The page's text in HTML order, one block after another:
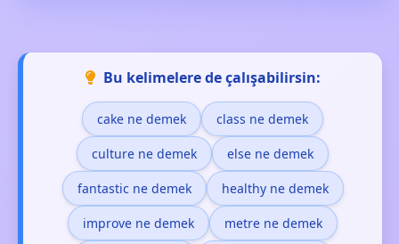
Bu kelimelere de çalışabilirsin:
cake ne demek class ne demek
culture ne demek else ne demek
fantastic ne demek healthy ne demek
improve ne demek metre ne demek